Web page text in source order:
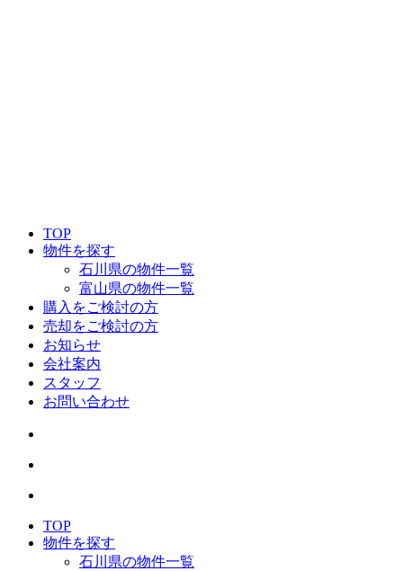
TOP
物件を探す
石川県の物件一覧
富山県の物件一覧
購入をご検討の方
売却をご検討の方
お知らせ
会社案内
スタッフ
お問い合わせ
TOP
物件を探す
石川県の物件一覧